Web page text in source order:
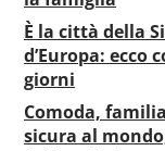
È la città della
d’Europa: ecco
giorni
Comoda,
sicura al